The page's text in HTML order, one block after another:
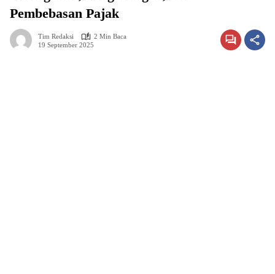
Pembebasan Pajak
Tim Redaksi
2 Min Baca
19 September 2025